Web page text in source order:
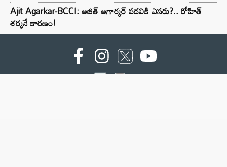
Ajit Agarkar-BCCI: అజిత్ అగార్కర్ పదవికి ఎసరు?.. రోహిత్
శర్మనే కారణం!